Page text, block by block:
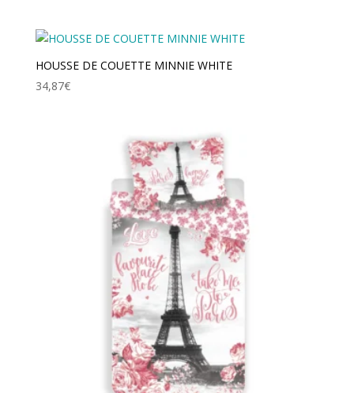
HOUSSE DE COUETTE MINNIE WHITE
34,87€